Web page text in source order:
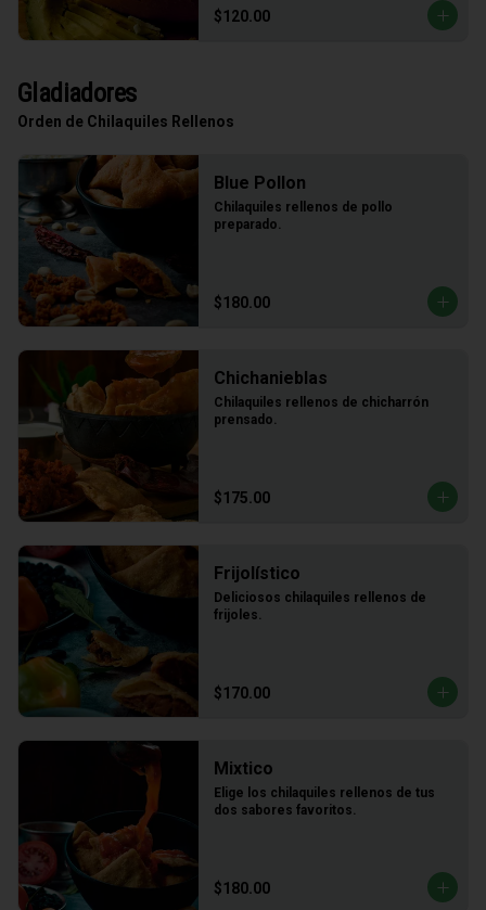
$120.00
Gladiadores
Orden de Chilaquiles Rellenos
Blue Pollon
Chilaquiles rellenos de pollo
preparado.
$180.00
Chichanieblas
Chilaquiles rellenos de chicharrón
prensado.
$175.00
Frijolístico
Deliciosos chilaquiles rellenos de
frijoles.
$170.00
Mixtico
Elige los chilaquiles rellenos de tus
dos sabores favoritos.
$180.00